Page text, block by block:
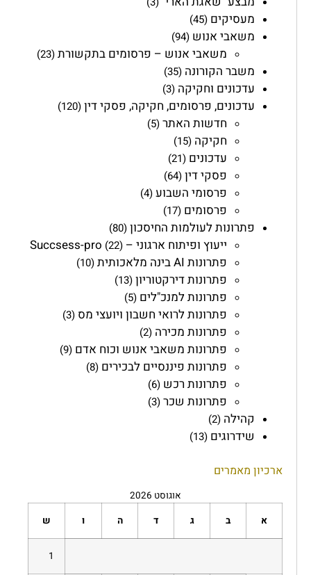
מעסיקים (45)
משאבי אנוש (94)
משאבי אנוש – פרסומים בתקשורת(23)
משבר הקורונה (35)
עדכונים וחקיקה (3)
עדכונים, פרסומים, חקיקה, פסקי דין(120)
חדשות האתר(5)
חקיקה (15)
עדכונים (21)
פסקי דין(64)
פרסומי השבוע(4)
פרסומים (17)
פתרונות לעולמות החיסכון(80)
ייעוץ ופיתוח ארגוני – Succsess-pro (22)
פתרונות AI בינה מלאכותית (10)
פתרונות דירקטוריון(13)
פתרונות למנכ"לים (5)
פתרונות לרואי חשבון ויועצי מס (3)
פתרונות מכירה (2)
פתרונות משאבי אנוש וכוח אדם (9)
פתרונות פיננסיים לבכירים (8)
פתרונות רכש (6)
פתרונות שכר(3)
קהילה (2)
שידרוגים (13)
ארכיון מאמרים
אוגוסט 2026
א
ב ג ד ה ו ש
1